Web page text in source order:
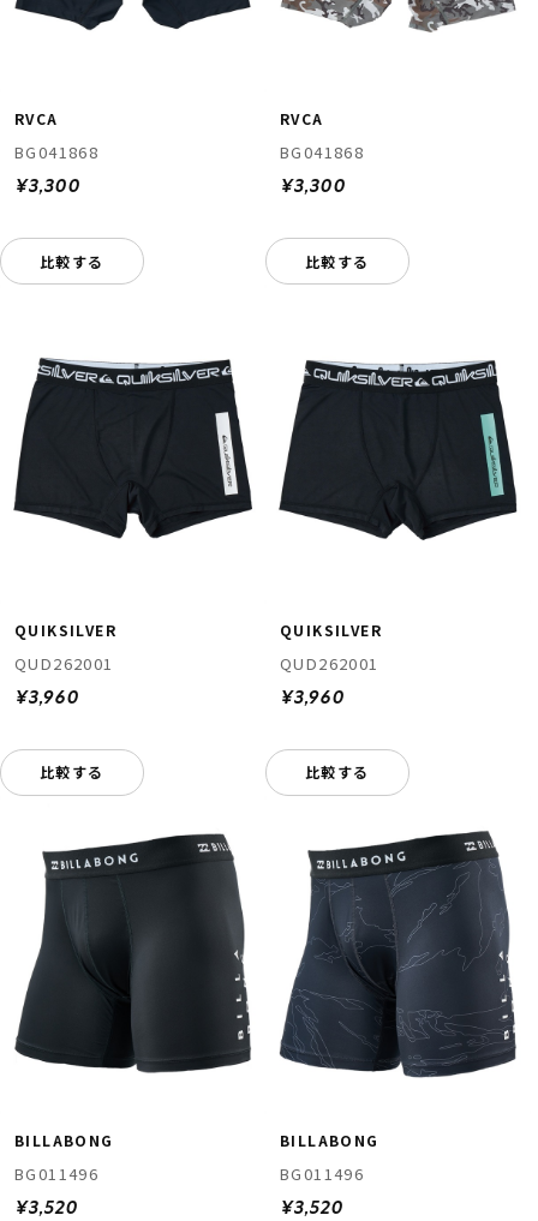
RVCA
BG041868
¥3,300
比較する
RVCA
BG041868
¥3,300
比較する
QUIKSILVER
QUD262001
¥3,960
比較する
QUIKSILVER
QUD262001
¥3,960
比較する
BILLABONG
BG011496
¥3,520
BILLABONG
BG011496
¥3,520